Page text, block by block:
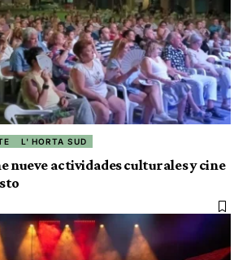
L' HORTA SUD
nueve actividades culturales y cine